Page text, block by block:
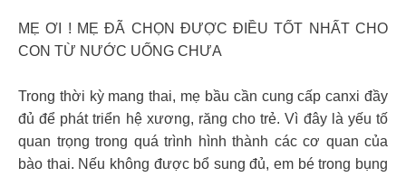
MẸ ƠI ! MẸ ĐÃ CHỌN ĐƯỢC ĐIỀU TỐT NHẤT CHO
CON TỪ NƯỚC UỐNG CHƯA
Trong thời kỳ mang thai, mẹ bầu cần cung cấp canxi đầy
đủ để phát triển hệ xương, răng cho trẻ. Vì đây là yếu tố
quan trọng trong quá trình hình thành các cơ quan của
bào thai. Nếu không được bổ sung đủ, em bé trong bụng